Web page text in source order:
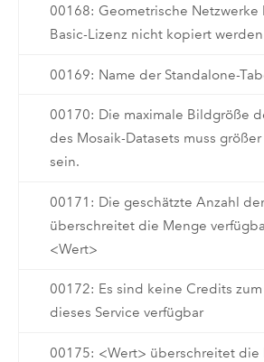
00168: Geometrische
Basic-Lizenz nicht kopiert werden
00169: Name der Standalone-
00170: Die maximale Bildgröße
des Mosaik-Datasets muss
sein.
00171: Die geschätzte Anzahl
überschreitet die Menge
<Wert>
00172: Es sind keine Credits
dieses Service verfügbar
00175: <Wert> überschreitet die